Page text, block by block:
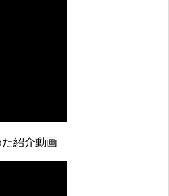
紹介動画